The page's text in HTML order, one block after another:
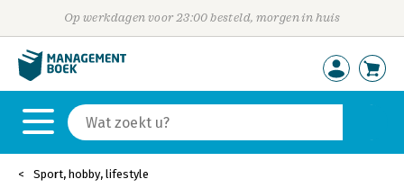
Op werkdagen voor 23:00 besteld, morgen in huis
Sport, hobby, lifestyle